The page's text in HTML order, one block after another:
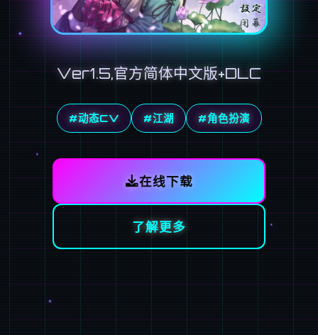
Ver1.5,官方简体中文版+DLC
#动态CV #江湖 #角色扮演
在线下载
了解更多